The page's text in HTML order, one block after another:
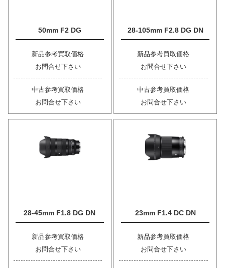
50mm F2 DG
新品参考買取価格
お問合せ下さい
中古参考買取価格
お問合せ下さい
28-105mm F2.8 DG DN
新品参考買取価格
お問合せ下さい
中古参考買取価格
お問合せ下さい
28-45mm F1.8 DG DN
新品参考買取価格
お問合せ下さい
23mm F1.4 DC DN
新品参考買取価格
お問合せ下さい